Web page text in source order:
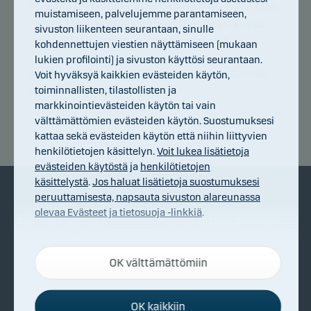
Ruotsi ja Norja. Suomessa Danske Bankilla on tällä
hetkellä yli 1,1 miljoonaa henkilöasiakasta sekä
noin 100 000 yritys- ja yhteisöasiakasta.
Kun haluat lisätietoja, käy vierailemassa
Bankin kotisivuilla
Tietoa Danske
Aloita säästäminen
Rahastosijoittamisen hyödyt?
Näin pääset alkuun
muistamiseen, palvelujemme parantamiseen,
sivuston liikenteen seurantaan, sinulle
kohdennettujen viestien näyttämiseen (mukaan
lukien profilointi) ja sivuston käyttösi seurantaan.
Voit hyväksyä kaikkien evästeiden käytön,
toiminnallisten, tilastollisten ja
markkinointievästeiden käytön tai vain
välttämättömien evästeiden käytön. Suostumuksesi
kattaa sekä evästeiden käytön että niihin liittyvien
henkilötietojen käsittelyn.Voit lukea lisätietoja
evästeiden käytöstä ja henkilötietojen
käsittelystä.Jos haluat lisätietoja suostumuksesi
peruuttamisesta, napsauta sivuston alareunassa
olevaa Evästeet ja tietosuoja -linkkiä.
Välttämättömät evästeet
Välttämättömien evästeiden ansiosta sivustomme
toimii oikein, sillä ne aktivoivat perustoimintoja,
OK välttämättömiin
OK kaikkiin